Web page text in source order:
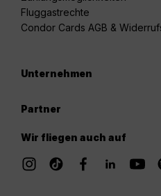
Fluggastrechte
Condor Cards AGB &
Unternehmen
Partner
Wir fliegen auch auf